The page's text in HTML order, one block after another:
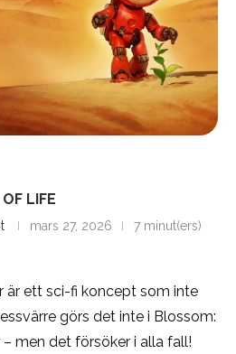
LIFE
mars 27, 2026
7 minut(ers)
är ett sci-fi koncept som inte
görs det inte i Blossom:
men det försöker i alla fall!